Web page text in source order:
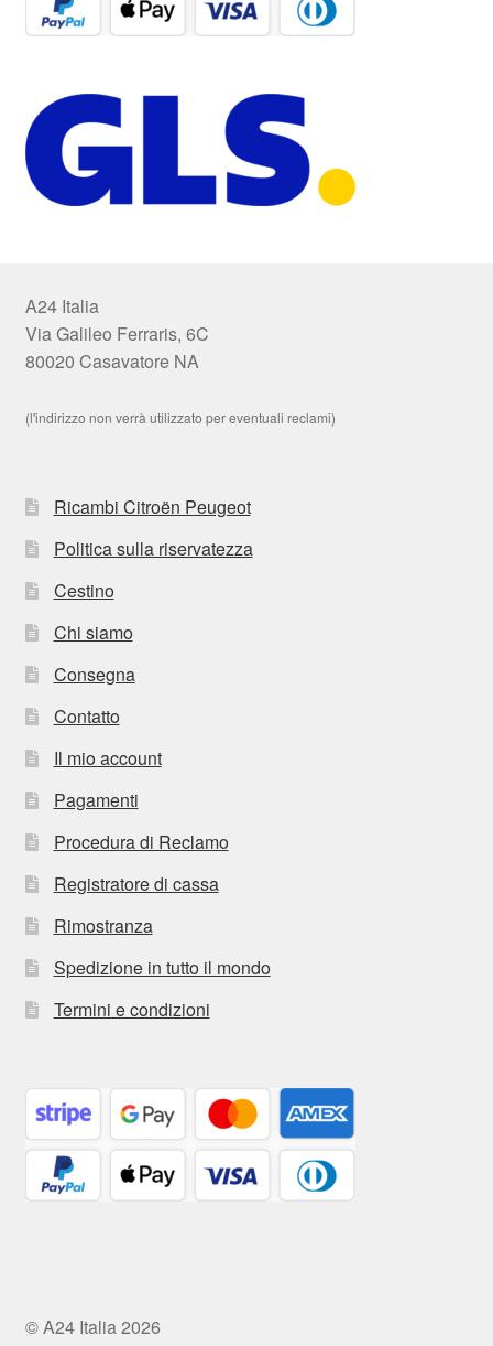
A24 Italia
Via Galileo Ferraris, 6C
80020 Casavatore NA
(l'indirizzo non verrà utilizzato per eventuali reclami)
Ricambi Citroën Peugeot
Politica sulla riservatezza
Cestino
Chi siamo
Consegna
Contatto
Il mio account
Pagamenti
Procedura di Reclamo
Registratore di cassa
Rimostranza
Spedizione in tutto il mondo
Termini e condizioni
© A24 Italia 2026